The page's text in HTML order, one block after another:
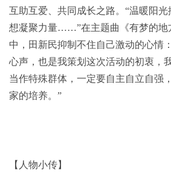
互助互爱、共同成长之路。“温暖阳
想凝聚力量……”在主题曲《有梦的地
中，田新民抑制不住自己激动的心情
心声，也是我策划这次活动的初衷，
当作特殊群体，一定要自主自立自强
家的培养。”
【人物小传】